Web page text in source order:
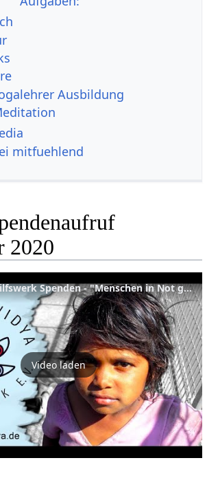
Ausbildung
mitfuehlend
2020
Brahma Vidya Hilfswerk Spenden - "Menschen in Not gerne helfen!"
Video laden